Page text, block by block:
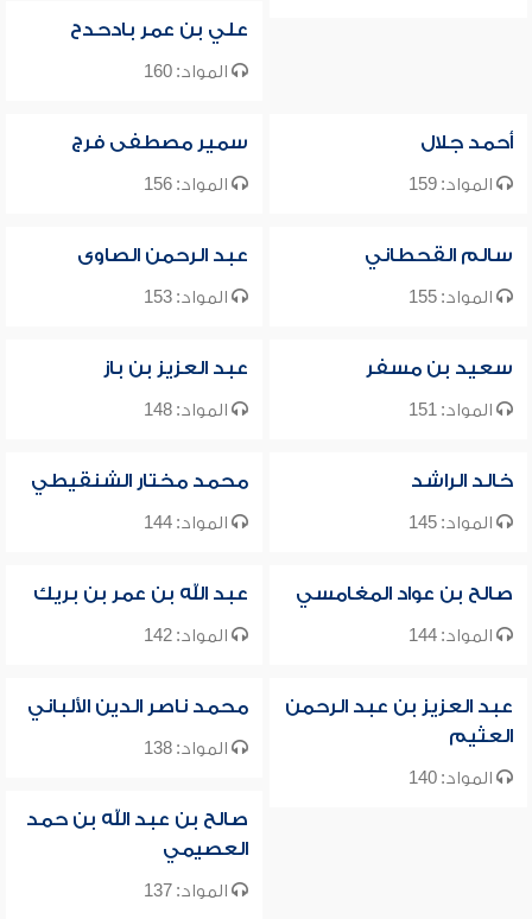
علي بن عمر بادحدح
المواد: 160
أحمد جلال
المواد: 159
سمير مصطفى فرج
المواد: 156
سالم القحطاني
المواد: 155
عبد الرحمن الصاوى
المواد: 153
سعيد بن مسفر
المواد: 151
عبد العزيز بن باز
المواد: 148
خالد الراشد
المواد: 145
محمد مختار الشنقيطي
المواد: 144
صالح بن عواد المغامسي
المواد: 144
عبد الله بن عمر بن بريك
المواد: 142
عبد العزيز بن عبد الرحمن
العثيم
المواد: 140
محمد ناصر الدين الألباني
المواد: 138
صالح بن عبد الله بن حمد
العصيمي
المواد: 137